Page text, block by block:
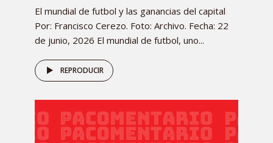
El mundial de futbol y las ganancias del capital
Por: Francisco Cerezo. Foto: Archivo. Fecha: 22
de junio, 2026 El mundial de futbol, uno...
REPRODUCIR